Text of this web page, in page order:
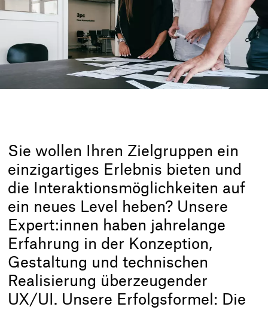
Sie wollen Ihren Zielgruppen ein
einzigartiges Erlebnis bieten und
die Interaktionsmöglichkeiten auf
ein neues Level heben? Unsere
Expert:innen haben jahrelange
Erfahrung in der Konzeption,
Gestaltung und technischen
Realisierung überzeugender
UX/UI. Unsere Erfolgsformel: Die